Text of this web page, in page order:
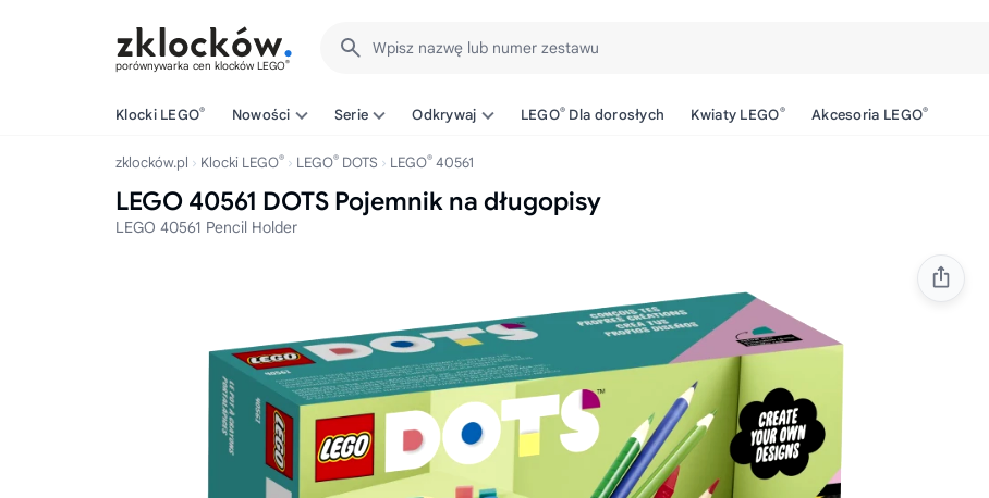
porównywarka cen klocków LEGO®
Wpisz nazwę lub numer zestawu
Klocki LEGO® Nowości Serie Odkrywaj LEGO® Dla dorosłych Kwiaty LEGO® Akcesoria LEGO®
zklocków.pl Klocki LEGO® LEGO® DOTS LEGO® 40561
LEGO 40561 DOTS Pojemnik na długopisy
LEGO 40561 Pencil Holder